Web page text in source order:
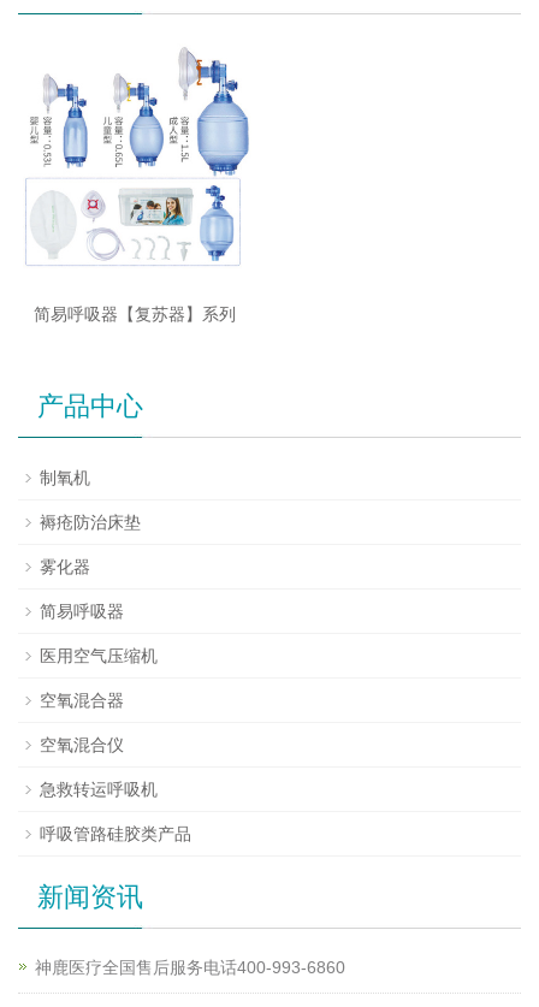
简易呼吸器【复苏器】系列
产品中心
制氧机
褥疮防治床垫
雾化器
简易呼吸器
医用空气压缩机
空氧混合器
空氧混合仪
急救转运呼吸机
呼吸管路硅胶类产品
新闻资讯
神鹿医疗全国售后服务电话400-993-6860